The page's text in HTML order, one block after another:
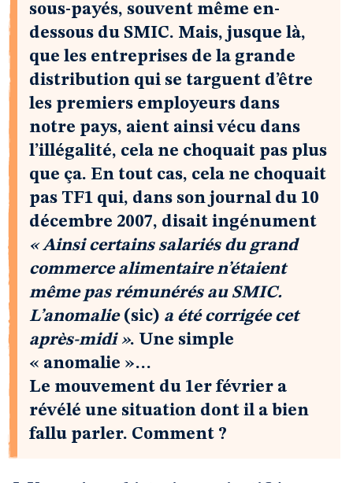
sous-payés, souvent même en-
dessous du SMIC. Mais, jusque là,
que les entreprises de la grande
distribution qui se targuent d’être
les premiers employeurs dans
notre pays, aient ainsi vécu dans
l’illégalité, cela ne choquait pas plus
que ça. En tout cas, cela ne choquait
pas TF1 qui, dans son journal du 10
décembre 2007, disait ingénument
« Ainsi certains salariés du grand
commerce alimentaire n’étaient
même pas rémunérés au SMIC.
L’anomalie (sic) a été corrigée cet
après-midi ». Une simple
« anomalie »…
Le mouvement du 1er février a
révélé une situation dont il a bien
fallu parler. Comment ?